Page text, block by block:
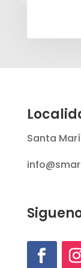
Santa